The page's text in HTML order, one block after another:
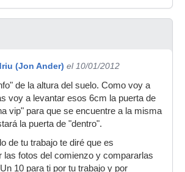
(Jon Ander) el 10/01/2012
de la altura del suelo. Como voy a
voy a levantar esos 6cm la puerta de
vip" para que se encuentre a la misma
la puerta de "dentro".
de tu trabajo te diré que es
las fotos del comienzo y compararlas
10 para ti por tu trabajo y por